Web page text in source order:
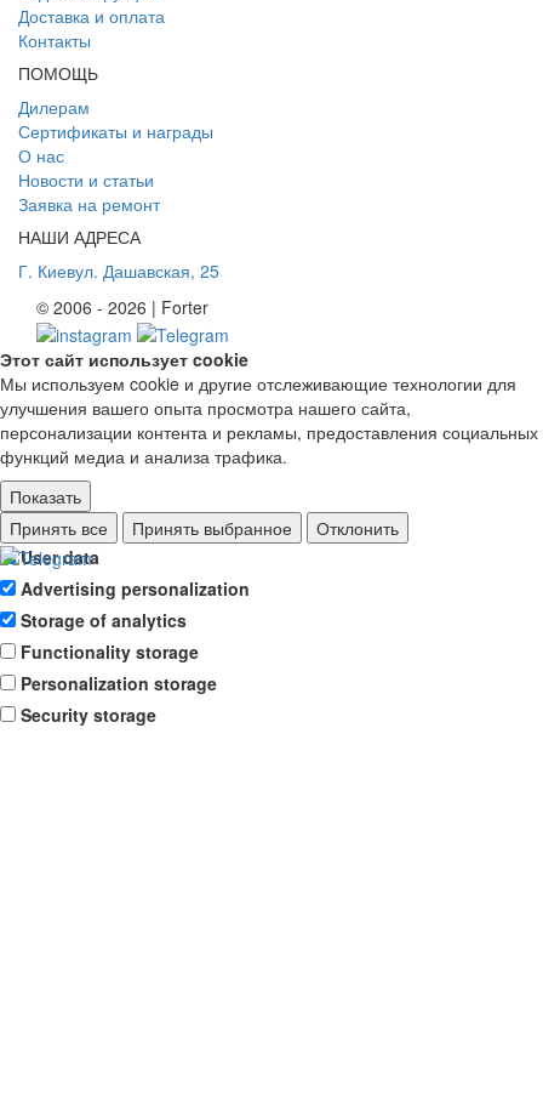
Доставка и оплата
Контакты
ПОМОЩЬ
Дилерам
Сертификаты и награды
О нас
Новости и статьи
Заявка на ремонт
НАШИ АДРЕСА
Г. Киевул. Дашавская, 25
© 2006 - 2026 | Forter
Этот сайт использует cookie
Мы используем cookie и другие отслеживающие технологии для
улучшения вашего опыта просмотра нашего сайта,
персонализации контента и рекламы, предоставления социальных
функций медиа и анализа трафика.
Показать
Ad storage
User data
Advertising personalization
Storage of analytics
Functionality storage
Personalization storage
Security storage
Принять все Принять выбранное Отклонить